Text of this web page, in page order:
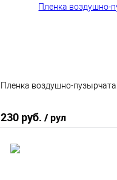
Пленка воздушно-
230 руб. / рул